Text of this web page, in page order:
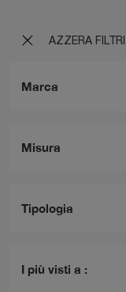
AZZERA FILTRI
Marca
Misura
Tipologia
I più visti a :